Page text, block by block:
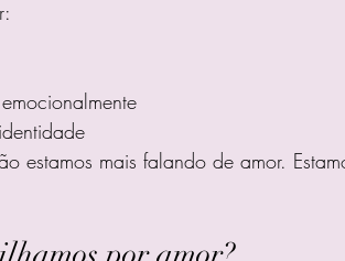
estamos mais falando de amor.